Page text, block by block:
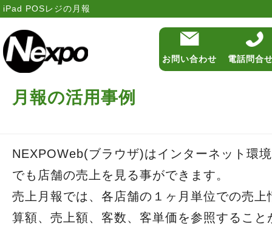
iPad POSレジの月報
お問い合わせ 電話問合
導入の流れ・
導入事例
月報の活用事例
NEXPOWeb(ブラウザ)はインターネット環
でも店舗の売上を見る事ができます。
売上月報では、各店舗の１ヶ月単位での売上
算額、売上額、客数、客単価を参照すること